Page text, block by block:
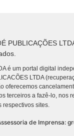
PUBLICAÇÕES
é um portal digital
LTDA
oferecemos
terceiros a fazê-lo,
respectivos sites.
de Imprensa: